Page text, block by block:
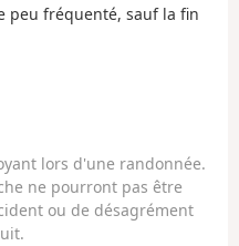
peu fréquenté, sauf la fin
lors d'une randonnée.
ne pourront pas être
ou de désagrément